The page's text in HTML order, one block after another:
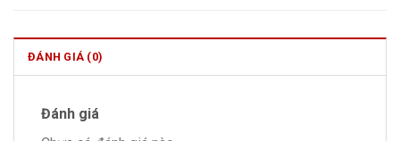
ĐÁNH GIÁ (0)
Đánh giá